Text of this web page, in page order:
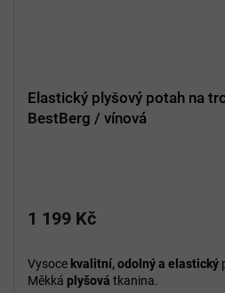
Elastický plyšový potah na
BestBerg / vínová
1 199 Kč
Vysoce kvalitní, odolný a elastický
Měkká plyšová tkanina.